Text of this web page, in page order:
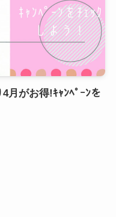
月がお得!ｷｬﾝﾍﾟｰﾝを